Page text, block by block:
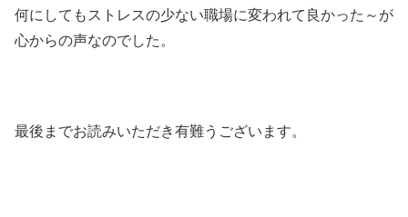
何にしてもストレスの少ない職場に変われて良かった～が
心からの声なのでした。
最後までお読みいただき有難うございます。